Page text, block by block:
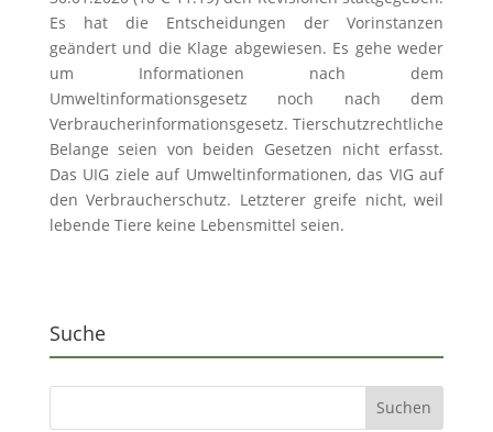
Es hat die Entscheidungen der Vorinstanzen
geändert und die Klage abgewiesen. Es gehe weder
um Informationen nach dem
Umweltinformationsgesetz noch nach dem
Verbraucherinformationsgesetz. Tierschutzrechtliche
Belange seien von beiden Gesetzen nicht erfasst.
Das UIG ziele auf Umweltinformationen, das VIG auf
den Verbraucherschutz. Letzterer greife nicht, weil
lebende Tiere keine Lebensmittel seien.
Suche